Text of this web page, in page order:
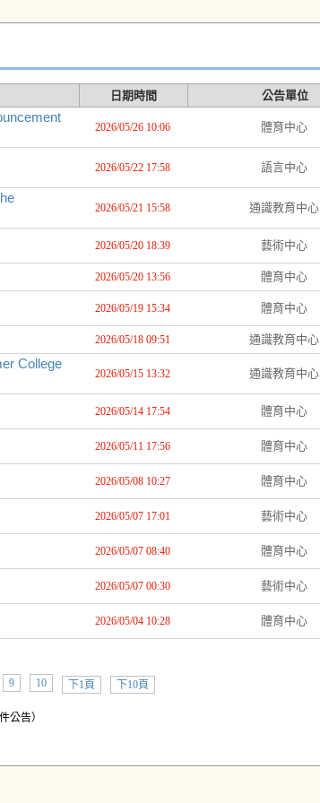
日期時間 公告單位
2026/05/26 10:06 體育中心
2026/05/22 17:58 語言中心
2026/05/21 15:58 通識教育中心
2026/05/20 18:39 藝術中心
2026/05/20 13:56 體育中心
2026/05/19 15:34 體育中心
2026/05/18 09:51 通識教育中心
College
2026/05/15 13:32 通識教育中心
2026/05/14 17:54 體育中心
2026/05/11 17:56 體育中心
2026/05/08 10:27 體育中心
2026/05/07 17:01 藝術中心
2026/05/07 08:40 體育中心
2026/05/07 00:30 藝術中心
2026/05/04 10:28 體育中心
9 10 下1頁 下10頁
公告）